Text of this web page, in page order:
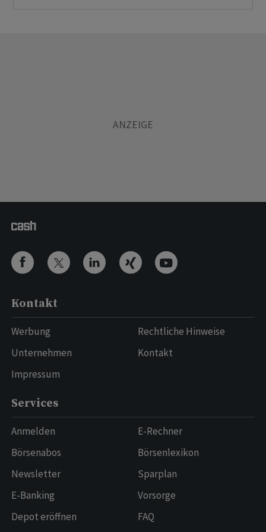
Kontakt
Werbung
Unternehmen
Impressum
Rechtliche Hinweise
Kontakt
Services
Anmelden
Börsenabos
Newsletter
E-Banking
Depot eröffnen
E-Rechner
Börsenlexikon
Sparplan
Vorsorge
FAQ